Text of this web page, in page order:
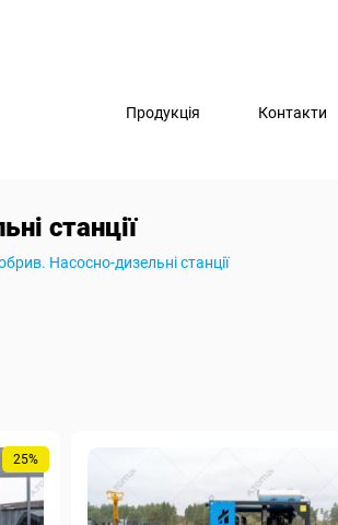
Продукція Контакти
станції
Насосно-дизельні станції
25%